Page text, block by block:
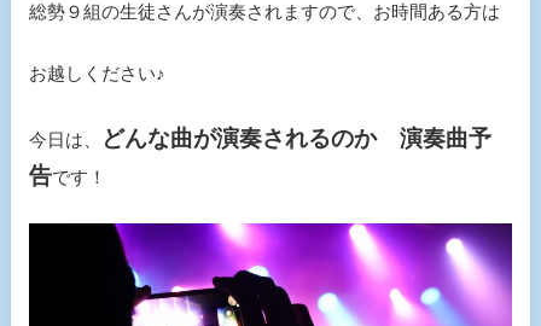
総勢９組の生徒さんが演奏されますので、お時間ある方は
お越しください♪
今日は、
どんな曲が演奏されるのか 演奏曲予
告です！